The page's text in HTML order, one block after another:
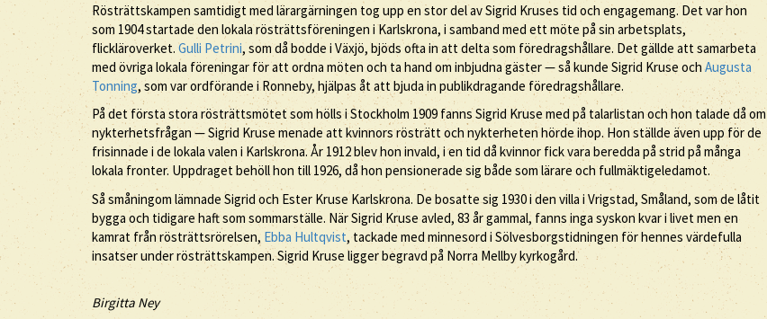
Rösträttskampen samtidigt med lärargärningen tog upp en stor del av Sigrid Kruses tid och engagemang. Det var hon
som 1904 startade den lokala rösträttsföreningen i Karlskrona, i samband med ett möte på sin arbetsplats,
flickläroverket. Gulli Petrini, som då bodde i Växjö, bjöds ofta in att delta som föredragshållare. Det gällde att samarbeta
med övriga lokala föreningar för att ordna möten och ta hand om inbjudna gäster — så kunde Sigrid Kruse ochAugusta
Tonning, som var ordförande i Ronneby, hjälpas åt att bjuda in publikdragande föredragshållare.
På det första stora rösträttsmötet som hölls i Stockholm 1909 fanns Sigrid Kruse med på talarlistan och hon talade då om
nykterhetsfrågan — Sigrid Kruse menade att kvinnors rösträtt och nykterheten hörde ihop. Hon ställde även upp för de
frisinnade i de lokala valen i Karlskrona. År 1912 blev hon invald, i en tid då kvinnor fick vara beredda på strid på många
lokala fronter. Uppdraget behöll hon till 1926, då hon pensionerade sig både som lärare och fullmäktigeledamot.
Så småningom lämnade Sigrid och Ester Kruse Karlskrona. De bosatte sig 1930 i den villa i Vrigstad, Småland, som de låtit
bygga och tidigare haft som sommarställe. När Sigrid Kruse avled, 83 år gammal, fanns inga syskon kvar i livet men en
kamrat från rösträttsrörelsen, Ebba Hultqvist, tackade med minnesord i Sölvesborgstidningen för hennes värdefulla
insatser under rösträttskampen. Sigrid Kruse ligger begravd på Norra Mellby kyrkogård.
Birgitta Ney